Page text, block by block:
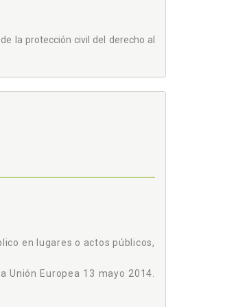
la protección civil del derecho al
en lugares o actos públicos,
Unión Europea 13 mayo 2014.